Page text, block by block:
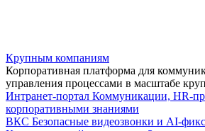
Крупным компаниям
Корпоративная платформа для
управления процессами в масштабе
Интранет-портал Коммуникации, HR-
корпоративными знаниями
ВКС Безопасные видеозвонки и AI-